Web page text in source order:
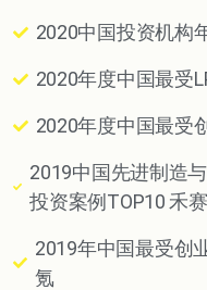
2020中国投资机构
2020年度中国最受
2020年度中国最受
2019中国先进制造
投资案例TOP10 禾
2019年中国最受创
氪